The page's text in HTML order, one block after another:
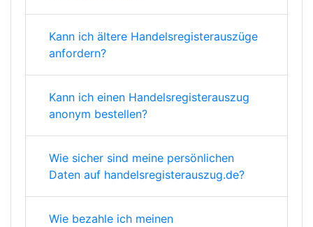
Kann ich ältere Handelsregisterauszüge
anfordern?
Kann ich einen Handelsregisterauszug
anonym bestellen?
Wie sicher sind meine persönlichen
Daten auf handelsregisterauszug.de?
Wie bezahle ich meinen